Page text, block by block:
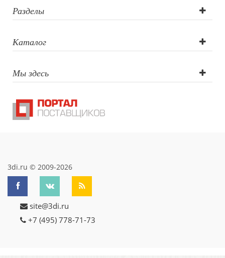
лазерная
гравировка,
тампопечать
Разделы
Каталог
Мы здесь
3di.ru © 2009-2026
site@3di.ru
+7 (495) 778-71-73